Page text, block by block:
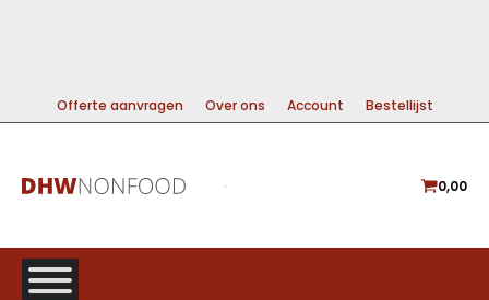
Offerte aanvragen Over ons Account Bestellijst
0,00